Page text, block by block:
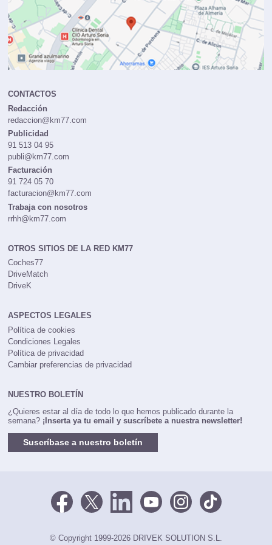
CONTACTOS
Redacción
redaccion@km77.com
Publicidad
91 513 04 95
publi@km77.com
Facturación
91 724 05 70
facturacion@km77.com
Trabaja con nosotros
rrhh@km77.com
OTROS SITIOS DE LA RED KM77
Coches77
DriveMatch
DriveK
ASPECTOS LEGALES
Política de cookies
Condiciones Legales
Política de privacidad
Cambiar preferencias de privacidad
NUESTRO BOLETÍN
¿Quieres estar al día de todo lo que hemos publicado durante la
semana? ¡Inserta ya tu email y suscríbete a nuestra newsletter!
Suscríbase a nuestro boletín
© Copyright 1999-2026 DRIVEK SOLUTION S.L.